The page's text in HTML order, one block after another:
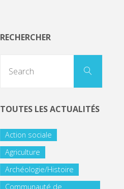
RECHERCHER
TOUTES LES ACTUALITÉS
Action sociale
Agriculture
Archéologie/Histoire
Communauté de